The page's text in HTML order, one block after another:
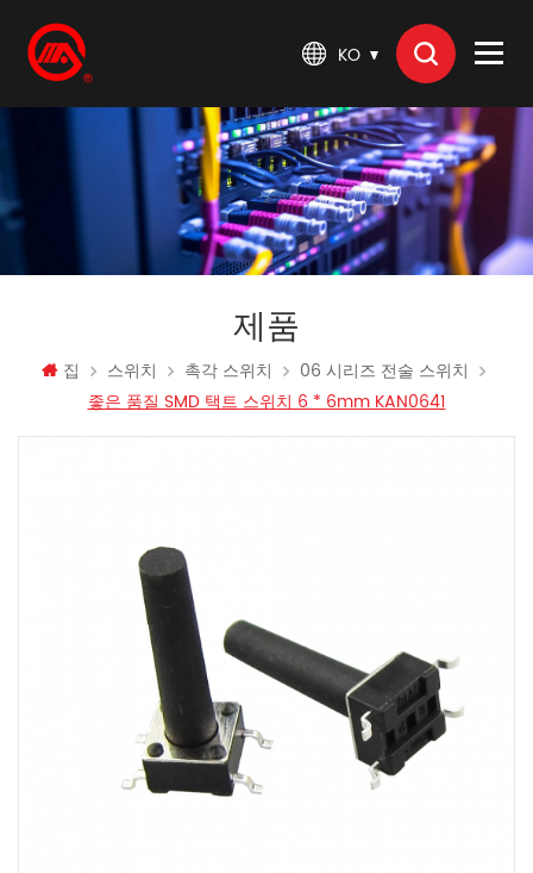
KO
제품
집 스위치 촉각 스위치
06 시리즈 전술 스위치
좋은 품질 SMD 택트 스위치 6 * 6mm KAN0641